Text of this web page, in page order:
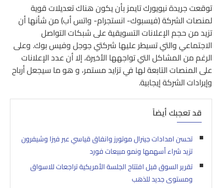
توقعت جريدة نيويورك تايمز بأن يكون هناك تعديلات قوية
لمنصات الشركة (فيسبوك- انستجرام- واتس أب) من شأنها أن
تزيد من حجم الإعلانات التسويقية على شبكات التواصل
الاجتماعي والتي تسيطر عليها شركتي جوجل وفيس بوك. وعلى
الرغم من المشاكل التي تواجهها الأخيرة، إلا أن عدد الإعلانات
على المنصات التابعة لها في تزايد مستمر، و هو ما سيجعل أرباح
وإيرادات الشركة إيجابية.
قد تعجبك أيضاً
تحسن امدادات جينرال موتورز وانفاق قياسي عبر فيزا وشيفرون
تزيد شراء أسهمها ونمو مبيعات فورد
تقرير السوق قبل افتتاح الجلسة الأمريكية تراجعات للاسواق
ومستوى جديد للذهب